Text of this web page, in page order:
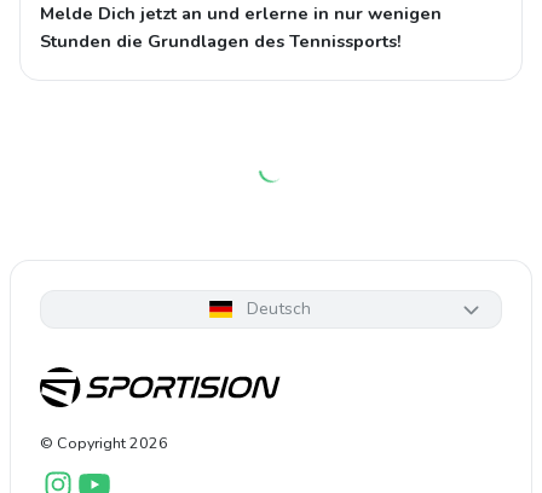
Melde Dich jetzt an und erlerne in nur wenigen
Stunden die Grundlagen des Tennissports!
Deutsch
© Copyright2026